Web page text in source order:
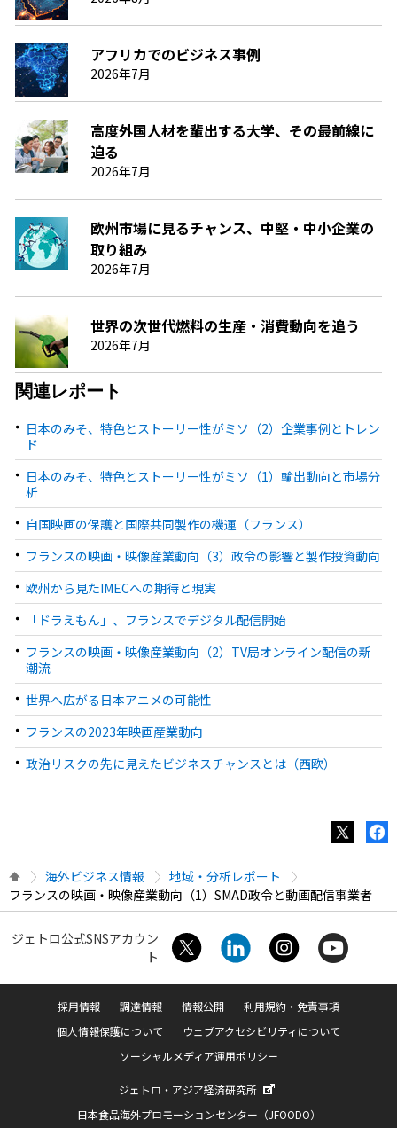
アフリカでのビジネス事例
2026年7月
高度外国人材を輩出する大学、その最前線に
迫る
2026年7月
欧州市場に見るチャンス、中堅・中小企業の
取り組み
2026年7月
世界の次世代燃料の生産・消費動向を追う
2026年7月
関連レポート
日本のみそ、特色とストーリー性がミソ（2）企業事例とトレン
ド
日本のみそ、特色とストーリー性がミソ（1）輸出動向と市場分
析
自国映画の保護と国際共同製作の機運（フランス）
フランスの映画・映像産業動向（3）政令の影響と製作投資動向
欧州から見たIMECへの期待と現実
「ドラえもん」、フランスでデジタル配信開始
フランスの映画・映像産業動向（2）TV局オンライン配信の新
潮流
世界へ広がる日本アニメの可能性
フランスの2023年映画産業動向
政治リスクの先に見えたビジネスチャンスとは（西欧）
海外ビジネス情報
地域・分析レポート
フランスの映画・映像産業動向（1）SMAD政令と動画配信事業者
ジェトロ公式SNSアカウン
ト
採用情報 調達情報 情報公開
利用規約・免責事項
個人情報保護について
ウェブアクセシビリティについて
ソーシャルメディア運用ポリシー
ジェトロ・アジア経済研究所
日本食品海外プロモーションセンター（JFOODO）